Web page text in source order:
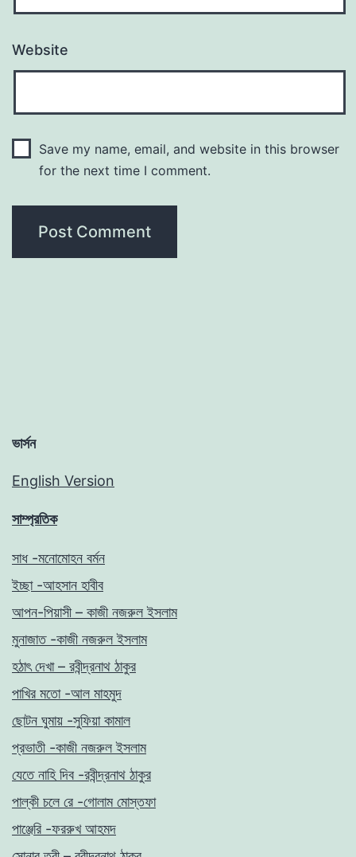
Website
Save my name, email, and website in this browser
for the next time I comment.
ভার্সন
English Version
সাম্প্রতিক
সাধ -মনোমোহন বর্মন
ইচ্ছা -আহসান হাবীব
আপন-পিয়াসী – কাজী নজরুল ইসলাম
মুনাজাত -কাজী নজরুল ইসলাম
হঠাৎ দেখা – রবীন্দ্রনাথ ঠাকুর
পাখির মতো -আল মাহমুদ
ছোটন ঘুমায় -সুফিয়া কামাল
প্রভাতী -কাজী নজরুল ইসলাম
যেতে নাহি দিব -রবীন্দ্রনাথ ঠাকুর
পাল্কী চলে রে -গোলাম মোস্তফা
পাঞ্জেরি -ফররুখ আহমদ